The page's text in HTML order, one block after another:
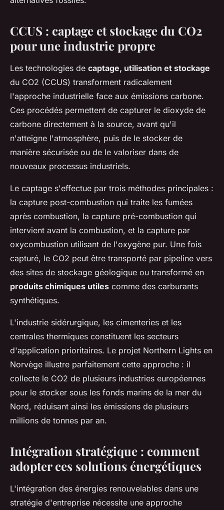
CCUS : captage et stockage du CO2
pour une industrie propre
Les technologies de captage, utilisation et stockage
du CO2 (CCUS) transforment radicalement
l'approche industrielle face aux émissions carbone.
Ces procédés permettent de capturer le dioxyde de
carbone directement à la source, avant qu'il
n'atteigne l'atmosphère, puis de le stocker de
manière sécurisée ou de le valoriser dans de
nouveaux processus industriels.
Le captage s'effectue par trois méthodes principales :
la capture post-combustion qui traite les fumées
après combustion, la capture pré-combustion qui
intervient avant la combustion, et la capture par
oxycombustion utilisant de l'oxygène pur. Une fois
capturé, le CO2 peut être transporté par pipeline vers
des sites de stockage géologique ou transformé en
produits chimiques utiles comme des carburants
synthétiques.
L'industrie sidérurgique, les cimenteries et les
centrales thermiques constituent les secteurs
d'application prioritaires. Le projet Northern Lights en
Norvège illustre parfaitement cette approche : il
collecte le CO2 de plusieurs industries européennes
pour le stocker sous les fonds marins de la mer du
Nord, réduisant ainsi les émissions de plusieurs
millions de tonnes par an.
Intégration stratégique : comment
adopter ces solutions énergétiques
L'intégration des énergies renouvelables dans une
stratégie d'entreprise nécessite une approche